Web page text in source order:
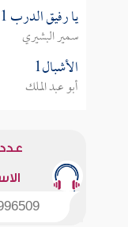
يا رفيق الدرب 1
سمير البشيري
الأشبال1
أبو عبد الملك